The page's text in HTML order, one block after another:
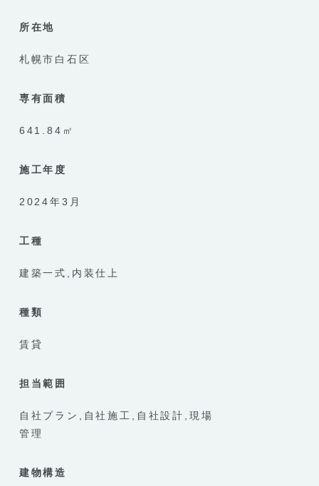
所在地
札幌市白石区
専有面積
641.84㎡
施工年度
2024年3月
工種
建築一式 内装仕上
種類
賃貸
担当範囲
自社プラン 自社施工 自社設計
現場
管理
建物構造